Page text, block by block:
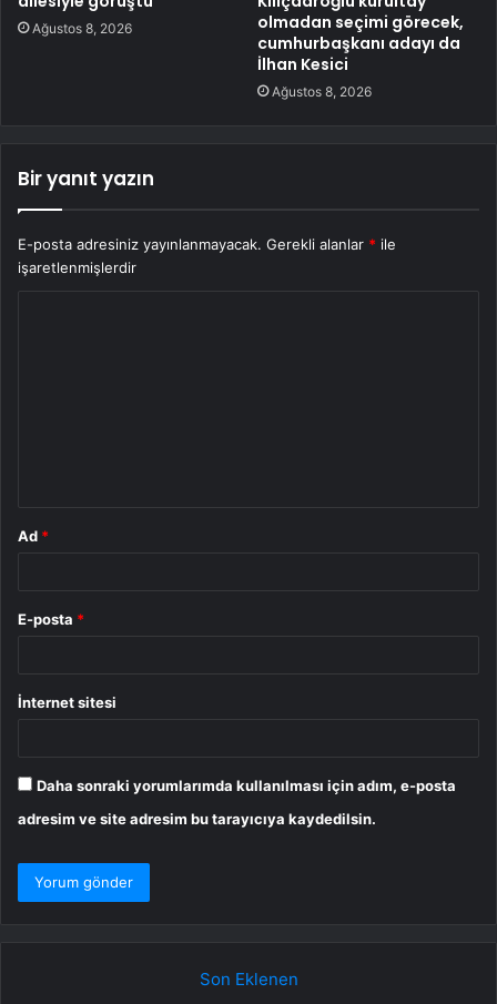
Ağustos 8, 2026
olmadan seçimi görecek,
cumhurbaşkanı adayı da
İlhan Kesici
Ağustos 8, 2026
Bir yanıt yazın
E-posta adresiniz yayınlanmayacak. Gerekli alanlar * ile
işaretlenmişlerdir
Ad *
E-posta *
İnternet sitesi
Daha sonraki yorumlarımda kullanılması için adım, e-posta
adresim ve site adresim bu tarayıcıya kaydedilsin.
Son Eklenen